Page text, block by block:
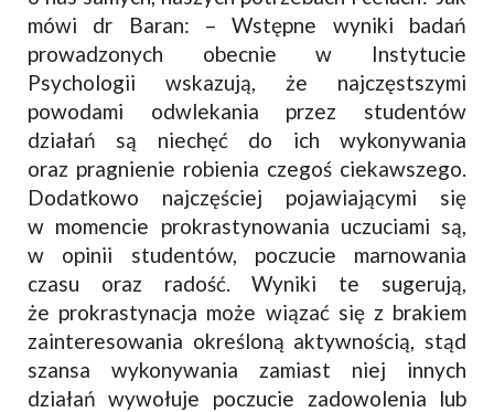
mówi dr Baran: – Wstępne wyniki badań
prowadzonych obecnie w Instytucie
Psychologii wskazują, że najczęstszymi
powodami odwlekania przez studentów
działań są niechęć do ich wykonywania
oraz pragnienie robienia czegoś ciekawszego.
Dodatkowo najczęściej pojawiającymi się
w momencie prokrastynowania uczuciami są,
w opinii studentów, poczucie marnowania
czasu oraz radość. Wyniki te sugerują,
że prokrastynacja może wiązać się z brakiem
zainteresowania określoną aktywnością, stąd
szansa wykonywania zamiast niej innych
działań wywołuje poczucie zadowolenia lub